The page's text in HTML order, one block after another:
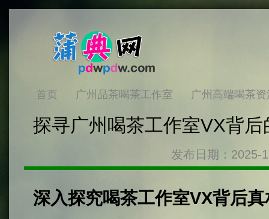
首页 广州品茶喝茶工作室 广州高端喝茶资
探寻广州喝茶工作室VX背后
发布日期：
深入探究喝茶工作室VX背后真